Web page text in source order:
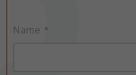
Name *